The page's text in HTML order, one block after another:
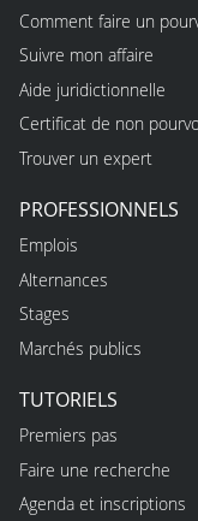
Comment faire un
Suivre mon affaire
Aide juridictionnelle
Certificat de non
Trouver un expert
PROFESSIONNELS
Emplois
Alternances
Stages
Marchés publics
TUTORIELS
Premiers pas
Faire une recherche
Agenda et inscriptions